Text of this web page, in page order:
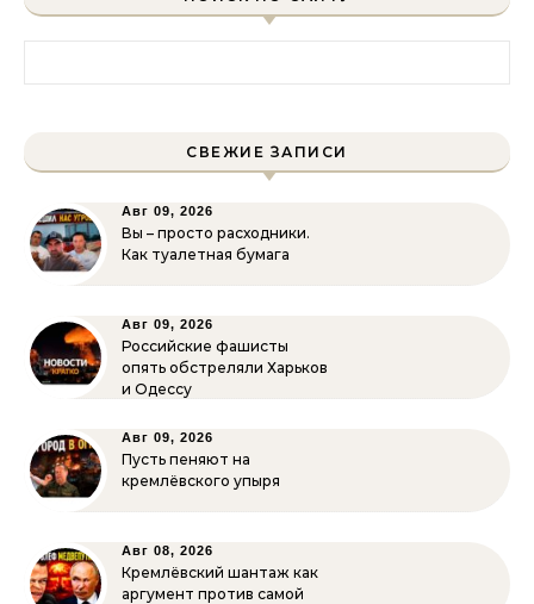
СВЕЖИЕ ЗАПИСИ
Авг 09, 2026
Вы – просто расходники.
Как туалетная бумага
Авг 09, 2026
Российские фашисты
опять обстреляли Харьков
и Одессу
Авг 09, 2026
Пусть пеняют на
кремлёвского упыря
Авг 08, 2026
Кремлёвский шантаж как
аргумент против самой